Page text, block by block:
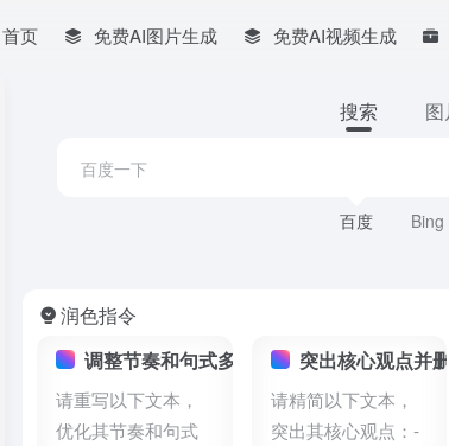
首页 免费AI图片生成 免费AI视频生成
搜索
百度 Bing
润色指令
调整节奏和句式多样性
请重写以下文本，
优化其节奏和句式
突出核心观点并
请精简以下文本，
突出其核心观点：-